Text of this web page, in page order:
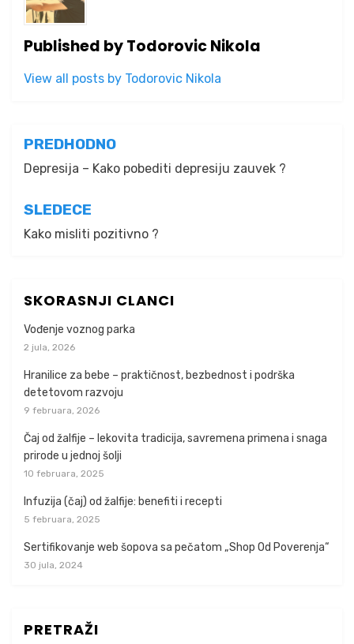
Published byTodorovic Nikola
View all posts by Todorovic Nikola
Kretanje
članka
PREDHODNO
Depresija – Kako pobediti depresiju zauvek ?
SLEDECE
Kako misliti pozitivno ?
SKORASNJI CLANCI
Vođenje voznog parka
2 jula, 2026
Hranilice za bebe – praktičnost, bezbednost i podrška
detetovom razvoju
9 februara, 2026
Čaj od žalfije – lekovita tradicija, savremena primena i snaga
prirode u jednoj šolji
10 februara, 2025
Infuzija (čaj) od žalfije: benefiti i recepti
5 februara, 2025
Sertifikovanje web šopova sa pečatom „Shop Od Poverenja“
30 jula, 2024
PRETRAŽI